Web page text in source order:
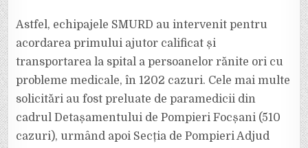
Astfel, echipajele SMURD au intervenit pentru
acordarea primului ajutor calificat și
transportarea la spital a persoanelor rănite ori cu
probleme medicale, în 1202 cazuri. Cele mai multe
solicitări au fost preluate de paramedicii din
cadrul Detașamentului de Pompieri Focșani (510
cazuri), urmând apoi Secția de Pompieri Adjud